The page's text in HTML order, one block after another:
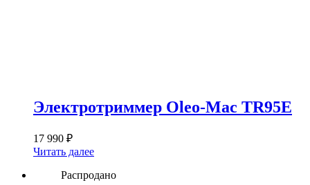
Электротриммер Oleo-Mac TR95E
17 990 ₽
Читать далее
Распродано